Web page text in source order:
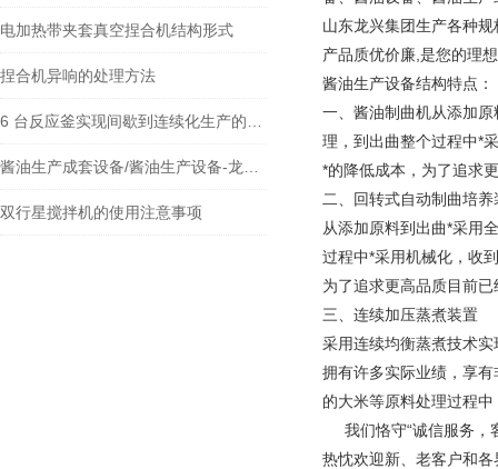
电加热带夹套真空捏合机结构形式
捏合机异响的处理方法
双行星搅拌机的使用注意事项
山东龙兴集团生产各种
产品质优价廉,是您的理
酱油生产设备结构特点：
一、酱油制曲机从添加
理，到出曲整个过程中*
*的降低成本，为了追求
二、回转式自动制曲培养
从添加原料到出曲*采用
过程中*采用机械化，收
为了追求更高品质目前
三、连续加压蒸煮装置
采用连续均衡蒸煮技术
拥有许多实际业绩，享
的大米等原料处理过程
我们恪守“诚信服务，
热忱欢迎新、老客户和